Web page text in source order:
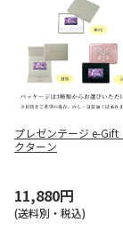
プレゼンテージ e-
クターン
11,880円
(送料別・税込)